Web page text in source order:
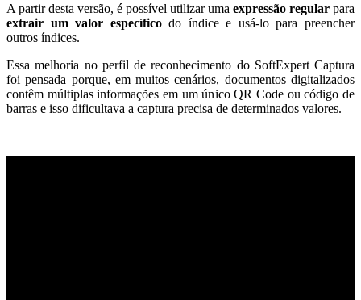
A partir desta versão, é possível utilizar uma expressão regular para
extrair um valor específicodo índice e usá-lo para preencher
outros índices.
Essa melhoria no perfil de reconhecimento do SoftExpert Captura
foi pensada porque, em muitos cenários, documentos digitalizados
contêm múltiplas informações em um único QR Code ou código de
barras e isso dificultava a captura precisa de determinados valores.